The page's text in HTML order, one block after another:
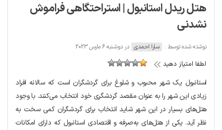
هتل ریدل استانبول | استراحتگاهی فراموش
نشدنی
نوشته شده توسط : سارا احمدی در دوشنبه 6 مارس 2023
لطفا امتیاز دهید
استانبول یک شهر محبوب و شلوغ برای گردشگران است که سالانه افراد
زیادی این شهر را به عنوان مقصد گردشگری خود انتخاب می‌کنند. با وجود
هتل‌های بسیار در این شهر شاید انتخاب برای گردشگران کمی سخت به
نظر آید. یکی از هتل‌های به‌صرفه و اقتصادی استانبول که دارای امکانات